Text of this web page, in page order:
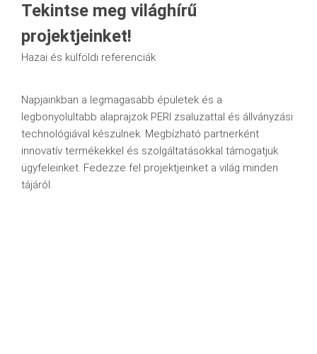
Tekintse meg világhírű
projektjeinket!
Hazai és külföldi referenciák
Napjainkban a legmagasabb épületek és a
legbonyolultabb alaprajzok PERI zsaluzattal és állványzási
technológiával készülnek. Megbízható partnerként
innovatív termékekkel és szolgáltatásokkal támogatjuk
ügyfeleinket. Fedezze fel projektjeinket a világ minden
tájáról.